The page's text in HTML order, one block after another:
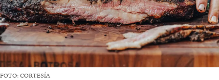
FOTO: CORTESÍA